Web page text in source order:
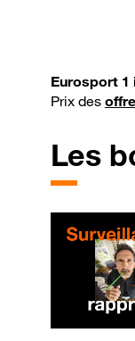
Eurosport 1
Prix des
Les